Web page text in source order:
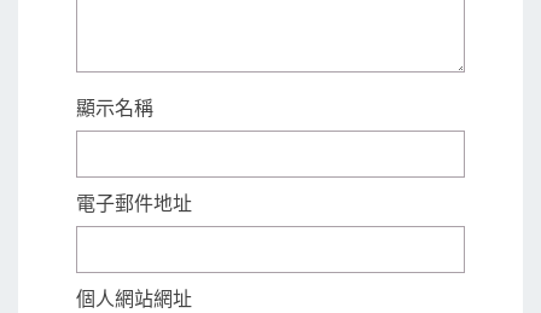
顯示名稱
電子郵件地址
個人網站網址